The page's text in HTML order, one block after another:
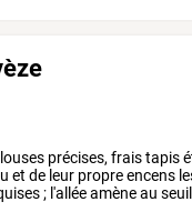
précises, fraistapis
et de leur propreencens
; l'alléeamèneau seuil